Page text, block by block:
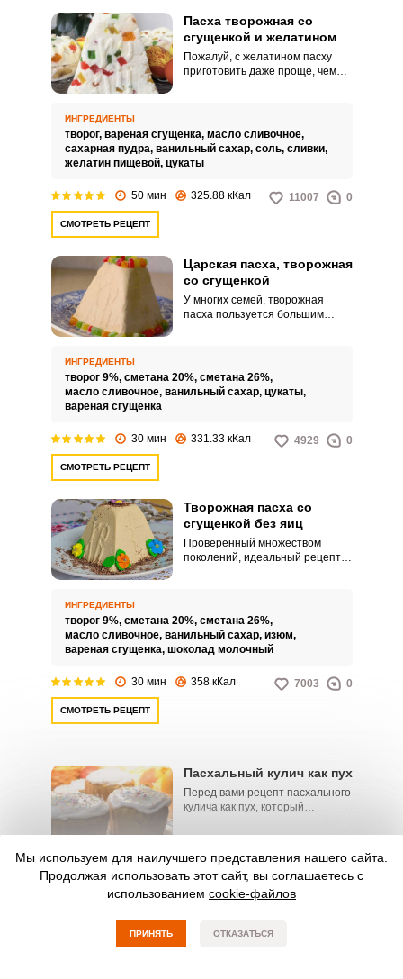
Пасха творожная со
сгущенкой и желатином
Пожалуй, с желатином пасху
приготовить даже проще, чем
«схватывает» всю влагу
десерта, удерживает заданную
форму, да и стекание сыворотки
ИНГРЕДИЕНТЫ
творог, вареная сгущенка, масло сливочное,
сахарная пудра, ванильный сахар, соль, сливки,
желатин пищевой, цукаты
50 мин 325.88 кКал 11007 0
СМОТРЕТЬ РЕЦЕПТ
Царская пасха, творожная
со сгущенкой
У многих семей, творожная
пасха пользуется большим
приятным сливочно-творожным
вкусом и мало кого оставляет
равнодушным.
ИНГРЕДИЕНТЫ
творог 9%, сметана 20%, сметана 26%,
масло сливочное, ванильный сахар, цукаты,
вареная сгущенка
30 мин 331.33 кКал 4929 0
СМОТРЕТЬ РЕЦЕПТ
Творожная пасха со
сгущенкой без яиц
Проверенный множеством
поколений, идеальный рецепт
который могут давать яйца в
готовых блюдах.
ИНГРЕДИЕНТЫ
творог 9%, сметана 20%, сметана 26%,
масло сливочное, ванильный сахар, изюм,
вареная сгущенка, шоколад молочный
30 мин 358 кКал 7003 0
СМОТРЕТЬ РЕЦЕПТ
Пасхальный кулич как пух
Перед вами рецепт пасхального
кулича как пух, который
легкой и воздушной сдобной
в меру сладким, а главное –
очень вкусным.
мука пшеничная, молоко коровье,
яйцо,
масло сливочное,сухие дрожжи,сахар-песок,
грецкий орех,масло растительное,соль,
Мы используем для наилучшего представления нашего сайта.
Продолжая использовать этот сайт, вы соглашаетесь с
использованием cookie-файлов
ПРИНЯТЬ ОТКАЗАТЬСЯ